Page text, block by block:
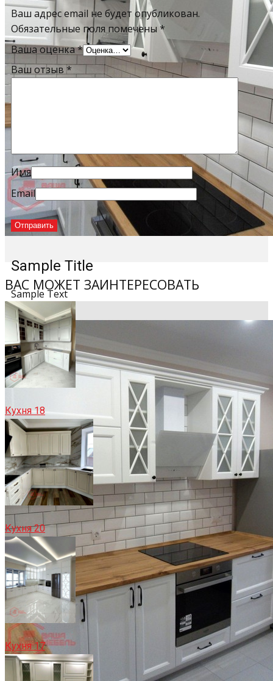
Sample Title
Sample Text
Ваш адрес email не будет опубликован.
Обязательные поля помечены*
Ваша оценка*
Ваш отзыв*
Имя
Email
ВАС МОЖЕТ ЗАИНТЕРЕСОВАТЬ
Кухня 18
Кухня 20
Кухня 17